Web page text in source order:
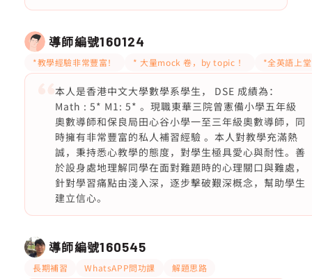
導師編號160124
*教學經驗非常豐富！ * 大量mock 卷，by topic ！ *全英語上堂
本人是香港中文大學數學系學生， DSE 成績為：
Math : 5* M1: 5* 。現職東華三院曾憲備小學五年級
奧數導師和保良局田心谷小學一至三年級奧數導師，同
時擁有非常豐富的私人補習經驗 。本人對教學充滿熱
誠，秉持悉心教學的態度，對學生極具愛心與耐性。善
於設身處地理解同學在面對難題時的心理關口與難處，
針對學習痛點由淺入深，逐步擊破艱深概念，幫助學生
建立信心。
導師編號160545
長期補習 WhatsAPP問功課 解題思路